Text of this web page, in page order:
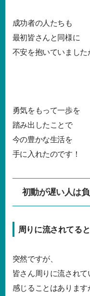
成功者の人たちも
最初皆さんと同様に
不安を抱いていました
勇気をもって一歩を
踏み出したことで
今の豊かな生活を
手に入れたのです！
初動が遅い人は
周りに流されてる
突然ですが、
皆さん周りに流されて
感じることはあります